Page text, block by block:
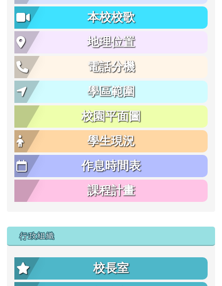
本校校歌
地理位置
電話分機
學區範圍
校園平面圖
學生現況
作息時間表
課程計畫
行政組織
校長室